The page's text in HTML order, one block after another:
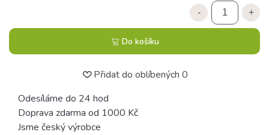
- +
Do košíku
Přidat do oblíbených 0
Odesíláme do 24 hod
Doprava zdarma od 1000 Kč
Jsme český výrobce